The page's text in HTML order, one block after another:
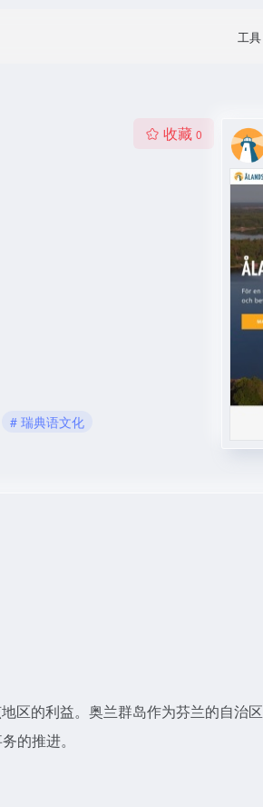
工具
收藏 0
# 瑞典语文化
区的利益。奥兰群岛作为芬兰的自治区
的推进。